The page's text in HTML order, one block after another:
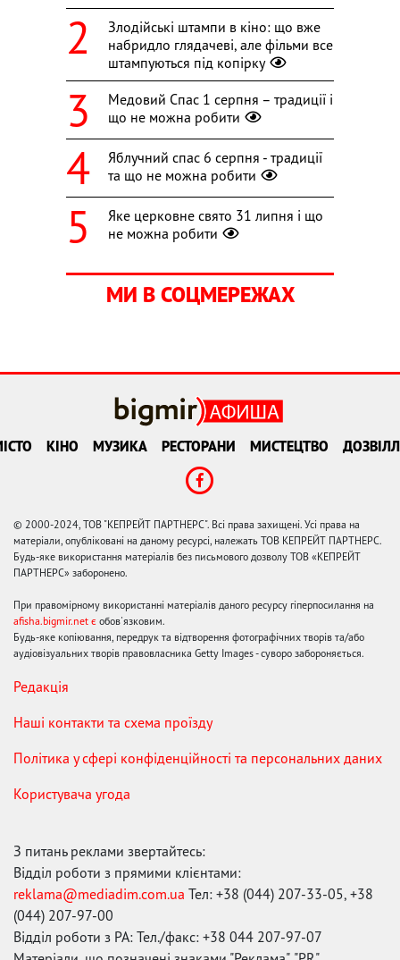
Злодійські штампи в кіно: що вже
набридло глядачеві, але фільми все
штампуються під копірку
Медовий Спас 1 серпня – традиції і
що не можна робити
Яблучний спас 6 серпня - традиції
та що не можна робити
Яке церковне свято 31 липня і що
не можна робити
МИ В СОЦМЕРЕЖАХ
КІНО МУЗИКА РЕСТОРАНИ МИСТЕЦТВО
© 2000-2024, ТОВ "КЕПРЕЙТ ПАРТНЕРС". Всі права захищені. Усі права на
матеріали, опубліковані на даному ресурсі, належать ТОВ КЕПРЕЙТ ПАРТНЕРС.
Будь-яке використання матеріалів без письмового дозволу ТОВ «КЕПРЕЙТ
ПАРТНЕРС» заборонено.
При правомірному використанні матеріалів даного ресурсу гіперпосилання на
afisha.bigmir.net є обов'язковим.
Будь-яке копіювання, передрук та відтворення фотографічних творів та/або
аудіовізуальних творів правовласника Getty Images - суворо забороняється.
Редакція
Наші контакти та схема проїзду
Політика у сфері конфіденційності та персональних даних
Користувача угода
З питань реклами звертайтесь:
Відділ роботи з прямими клієнтами:
reklama@mediadim.com.ua Тел: +38 (044) 207-33-05, +38
(044) 207-97-00
Відділ роботи з РА: Тел./факс: +38 044 207-97-07